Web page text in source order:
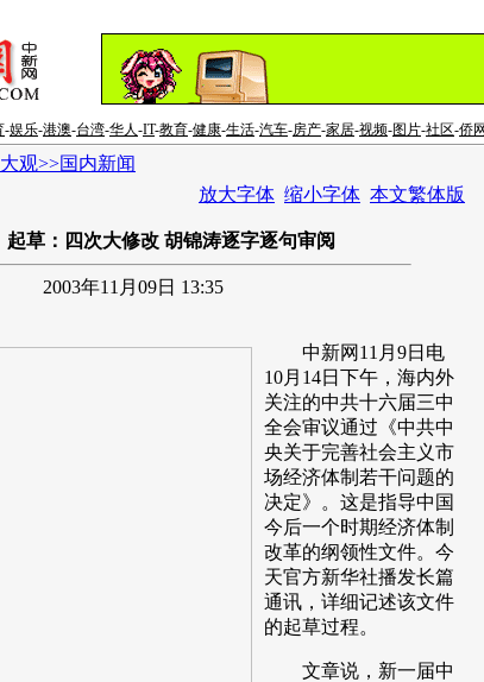
-娱乐-港澳-台湾-华人-IT-教育-健康-生活-汽车-房产-家居-视频-图片-社区-侨网
观>>国内新闻
放大字体 缩小字体 本文繁体版
起草：四次大修改 胡锦涛逐字逐句审阅
2003年11月09日 13:35
中新网11月9日电
10月14日下午，海内外
关注的中共十六届三中
全会审议通过《中共中
央关于完善社会主义市
场经济体制若干问题的
决定》。这是指导中国
今后一个时期经济体制
改革的纲领性文件。今
天官方新华社播发长篇
通讯，详细记述该文件
的起草过程。
文章说，新一届中